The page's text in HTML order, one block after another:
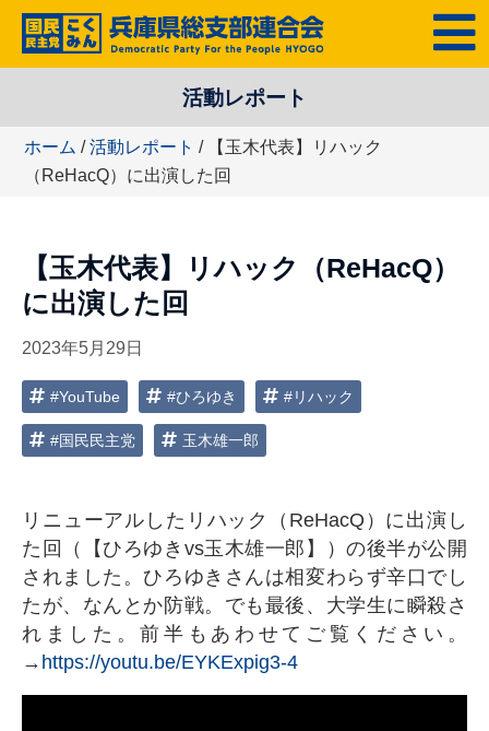
テ
ツ
MENU
活動レポート
ホーム /活動レポート / 【玉木代表】リハック
（ReHacQ）に出演した回
【玉木代表】リハック（ReHacQ）
に出演した回
2023年5月29日
#YouTube #ひろゆき #リハック
#国民民主党 玉木雄一郎
リニューアルしたリハック（ReHacQ）に出演し
た回（【ひろゆきvs玉木雄一郎】）の後半が公開
されました。ひろゆきさんは相変わらず辛口でし
たが、なんとか防戦。でも最後、大学生に瞬殺さ
れました。前半もあわせてご覧ください。
→ https://youtu.be/EYKExpig3-4